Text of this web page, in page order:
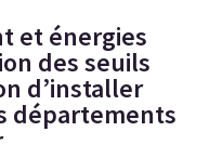
et énergies
des seuils
d’installer
départements